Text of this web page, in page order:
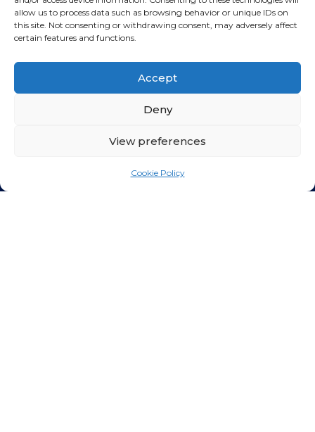
allow us to process data such as browsing behavior or unique IDs on
this site. Not consenting or withdrawing consent, may adversely affect
certain features and functions.
Accept
Deny
View preferences
Cookie Policy
Fleischmanngasse 1/10,
8001 Zurich – Switzerland